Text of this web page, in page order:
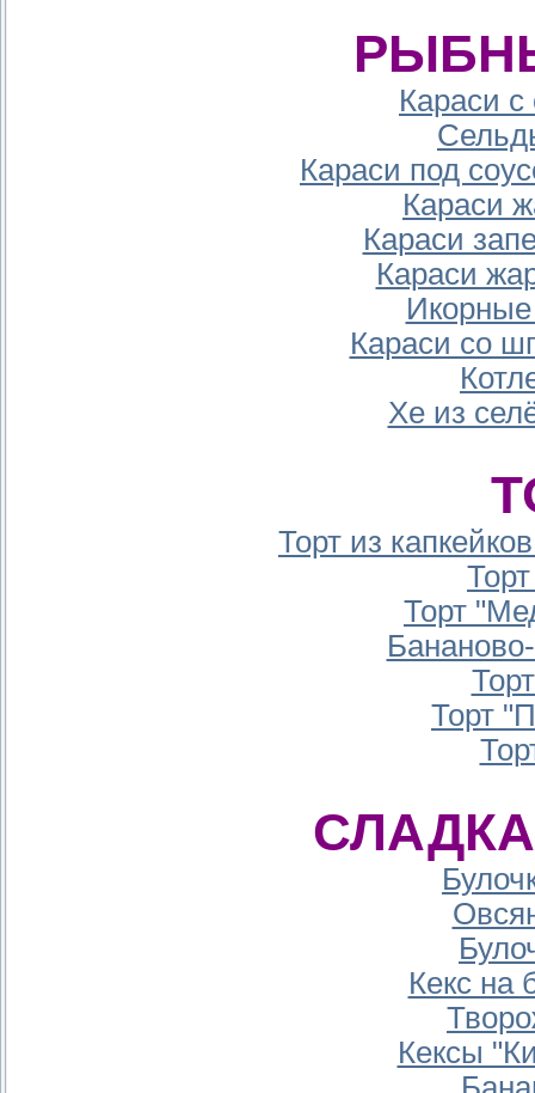
Караси с
Караси под
Караси
Караси
Караси
Икорные
Караси со
Хе из
Торт из
Торт
Торт
Кекс на
Кексы